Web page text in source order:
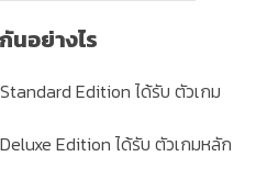
อย่างไร
Edition ได้รับ ตัวเกม
Edition ได้รับ ตัวเกมหลัก